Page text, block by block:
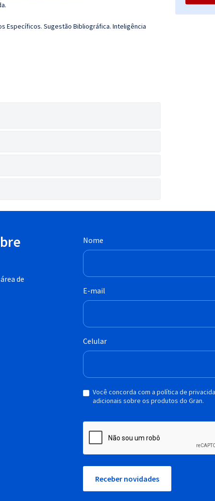
Específicos. Sugestão Bibliográfica. Inteligência
de
Nome
E-mail
Celular
Você concorda com a política de
adicionais sobre os produtos do Gran.
Receber novidades